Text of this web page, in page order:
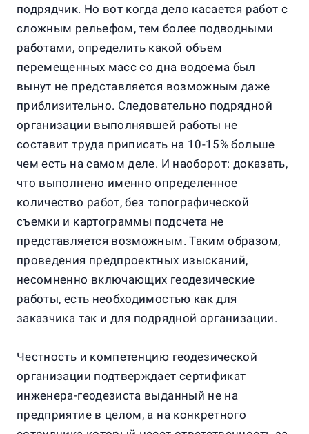
подрядчик. Но вот когда дело касается работ с
сложным рельефом, тем более подводными
работами, определить какой объем
перемещенных масс со дна водоема был
вынут не представляется возможным даже
приблизительно. Следовательно подрядной
организации выполнявшей работы не
составит труда приписать на 10-15% больше
чем есть на самом деле. И наоборот: доказать,
что выполнено именно определенное
количество работ, без топографической
съемки и картограммы подсчета не
представляется возможным. Таким образом,
проведения предпроектных изысканий,
несомненно включающих геодезические
работы, есть необходимостью как для
заказчика так и для подрядной организации.
Честность и компетенцию геодезической
организации подтверждает сертификат
инженера-геодезиста выданный не на
предприятие в целом, а на конкретного